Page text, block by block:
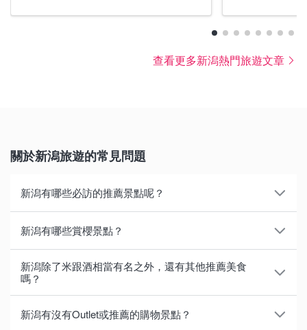
饗宴，更深植人心。這篇文章將介紹日本3
方祭典，想充分
就一定要把文章
查看更多新潟熱門旅遊文章
關於新潟旅遊的常見問題
新潟有哪些必訪的推薦景點呢？
農業遺產的「佐渡島」；也可到春季開滿五彩鬱金香的
薦前往以滑雪及溫泉聞名的「妙高高原」。
始風光中，搭坐有如神隱少女中出現的盆舟體驗。號稱
新潟有哪些賞櫻景點？
新潟的人氣賞櫻景點，包含「魚野川櫻河堤」綿延2公
里的櫻花大道，及油菜花與櫻花相映成趣的「二台上堰
潟公園」等地。「湯澤中央公園」則有象徵湯澤的深粉
色紅山櫻與赤紅的太鼓橋相互倒映於池中。
新潟除了米跟酒相當有名之外，還有其他推薦美食
嗎？
化也十分豐富，可說是個美食寶庫。推薦美食除了螃
新潟有沒有Outlet或推薦的購物景點？